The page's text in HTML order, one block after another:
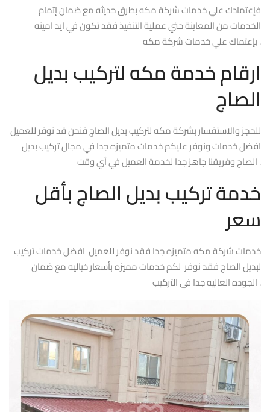
فإعتمادك علي خدمات شركة مكه بطرق حديثه مع ضمان إتمام
الخدمات من المعاينة حتي عملية التنفيذ فقد تكون في ايد امينه
بإعتماك علي خدمات شركة مكه .
ارقام خدمة مكه لتركيب بديل
الصاج
للحجز والاستفسار بشركة مكه لتركيب بديل الصاج فنحن قد نوفر للعميل
افضل خدمات ونوفر عليكم خدمات متميزه جدا في مجال تركيب بديل
الصاج وفريقنا جاهز جدا لخدمة العميل في أي وقت .
خدمة تركيب بديل الصاج بأقل
سعر
خدمات شركة مكه متميزه جدا فقد نوفر للعميل افضل خدمات تركيب
لبديل الصاج فقد نوفر لكم خدمات مميزه بأسعار خياليه مع ضمان
الجوده العاليه جدا في التركيب .